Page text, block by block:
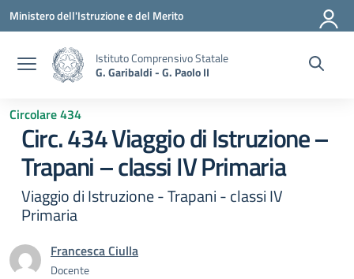
Vai ai contenuti
Vai al menu di navigazione
Vai al footer
Ministero dell'Istruzione e del Merito
Istituto Comprensivo Statale
G. Garibaldi - G. Paolo II
Circolare 434
Circ. 434 Viaggio di Istruzione –
Trapani – classi IV Primaria
Viaggio di Istruzione - Trapani - classi IV
Primaria
Francesca Ciulla
Docente